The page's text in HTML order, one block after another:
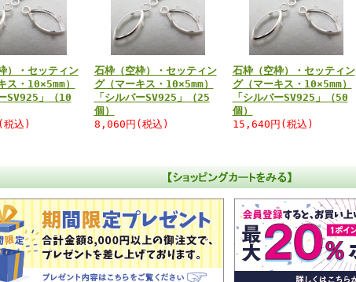
）・セッティン
ス・10×5mm）
SV925」（10
込)
石枠（空枠）・セッティン
グ（マーキス・10×5mm）
「シルバーSV925」（25
個）
8,060円(税込)
石枠（空枠）・セッティン
グ（マーキス・10×5mm）
「シルバーSV925」（50
個）
15,640円(税込)